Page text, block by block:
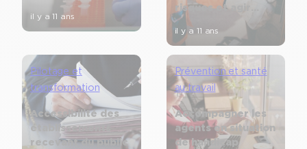
il y a 11 ans
risques et agir
efficacement
il y a 11 ans
Pilotage et
transformation
Accessibilité des
établissements
recevant du public
Prévention et santé
au travail
Accompagner les
agents en situation
de handicap